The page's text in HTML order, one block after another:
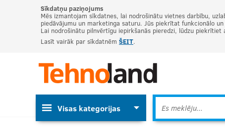
Sīkdatņu paziņojums
Mēs izmantojam sīkdatnes, lai nodrošinātu vietnes darbību,
piedāvājumu un marketinga saturu. Jūs piekrītat funkcionālo
Lai nodrošinātu pilnvērtīgu iepirkšanās pieredzi, lūdzu
Lasīt vairāk par sīkdatnēm ŠEIT.
Visas kategorijas